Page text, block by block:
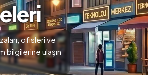
ofisleri ve
bilgilerine ulaşın